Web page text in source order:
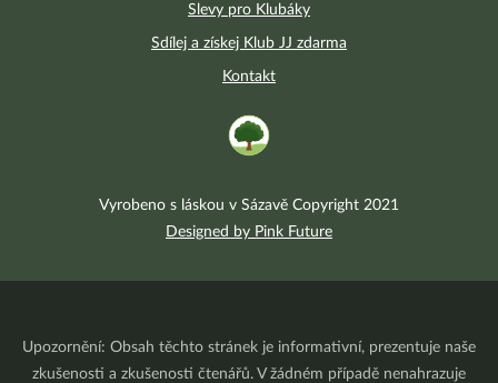
Slevy pro Klubáky
Sdílej a získej Klub JJ zdarma
Kontakt
Vyrobeno s láskou v Sázavě Copyright 2021
Designed by Pink Future
Upozornění: Obsah těchto stránek je informativní, prezentuje naše
zkušenosti a zkušenosti čtenářů. V žádném případě nenahrazuje